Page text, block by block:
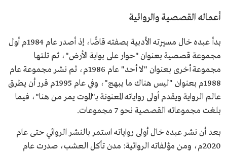
أعماله القصصية والروائية
بدأ عبده خال مسيرته الأدبية بصفته قاصًّا، إذ أصدر عام 1984م أول
مجموعة قصصية بعنوان "حوار على بوابة الأرض"، ثم تلتها
مجموعة أخرى بعنوان "لا أحد" عام 1986م، ثم نشر مجموعة عام
1988م بعنوان "ليس هناك ما يبهج"، وفي عام 1995م قرر أن يطرق
عالم الرواية ويقدم أولى رواياته المعنونة بـ"الموت يمر من هنا"، فيما
بلغت مجموعاته القصصية نحو 7 مجموعات.
بعد أن نشر عبده خال أولى رواياته استمر بالنشر الروائي حتى عام
2020م، ومن مؤلفاته الروائية: مدن تأكل العشب، صدرت عام